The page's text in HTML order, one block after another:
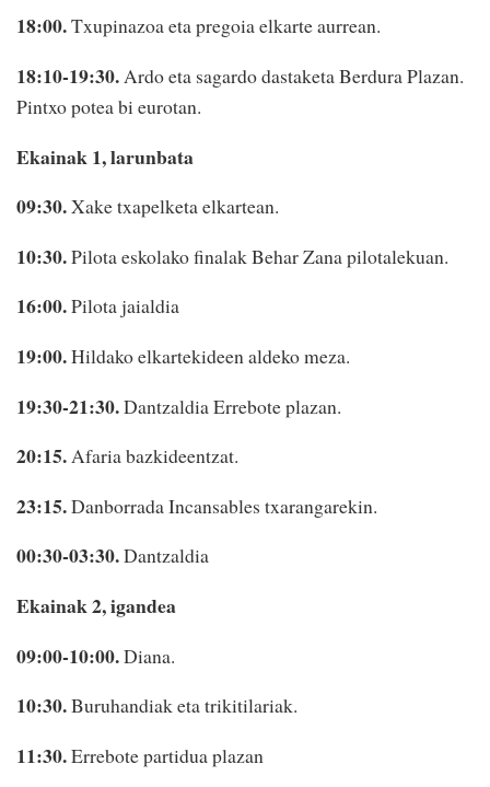
18:00.Txupinazoa eta pregoia elkarte aurrean.
18:10-19:30.Ardo eta sagardo dastaketa Berdura Plazan.
Pintxo potea bi eurotan.
Ekainak 1, larunbata
09:30.Xake txapelketa elkartean.
10:30.Pilota eskolako finalak Behar Zana pilotalekuan.
16:00.Pilota jaialdia
19:00.Hildako elkartekideen aldeko meza.
19:30-21:30.Dantzaldia Errebote plazan.
20:15.Afaria bazkideentzat.
23:15.Danborrada Incansables txarangarekin.
00:30-03:30.Dantzaldia
Ekainak 2, igandea
09:00-10:00.Diana.
10:30.Buruhandiak eta trikitilariak.
11:30.Errebote partidua plazan